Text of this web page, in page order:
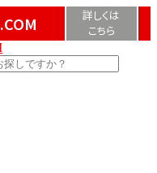
詳しくは
こちら